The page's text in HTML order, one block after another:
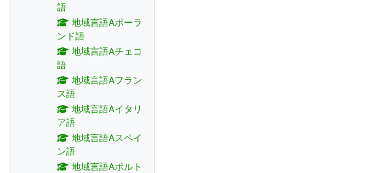
語
地域言語Aポーラ
ンド語
地域言語Aチェコ
語
地域言語Aフラン
ス語
地域言語Aイタリ
ア語
地域言語Aスペイ
ン語
地域言語Aポルト